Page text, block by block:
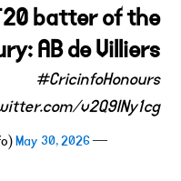
batter of the
AB de Villiers
#CricinfoHonours
v2Q9INy1cg
— ESPNcricinfo (@ESPNcricinfo)
May 30, 2026